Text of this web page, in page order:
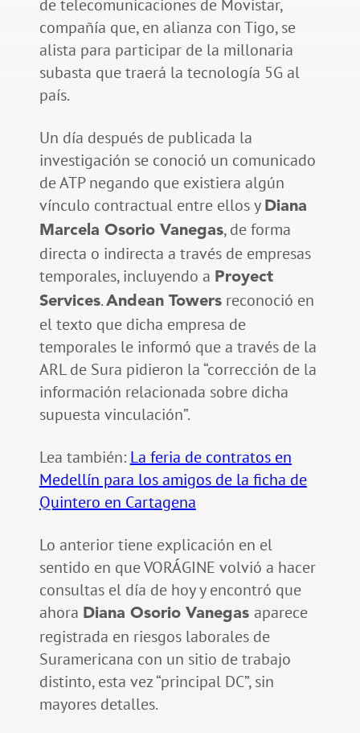
de telecomunicaciones de Movistar,
compañía que, en alianza con Tigo, se
alista para participar de la millonaria
subasta que traerá la tecnología 5G al
país.
Un día después de publicada la
investigación se conoció un comunicado
de ATP negando que existiera algún
vínculo contractual entre ellos y Diana
Marcela Osorio Vanegas, de forma
directa o indirecta a través de empresas
temporales, incluyendo a Proyect
Services. Andean Towersreconoció en
el texto que dicha empresa de
temporales le informó que a través de la
ARL de Sura pidieron la “corrección de la
información relacionada sobre dicha
supuesta vinculación”.
Lea también: La feria de contratos en
Medellín para los amigos de la ficha de
Quintero en Cartagena
Lo anterior tiene explicación en el
sentido en que VORÁGINE volvió a hacer
consultas el día de hoy y encontró que
ahora Diana Osorio Vanegas aparece
registrada en riesgos laborales de
Suramericana con un sitio de trabajo
distinto, esta vez “principal DC”, sin
mayores detalles.